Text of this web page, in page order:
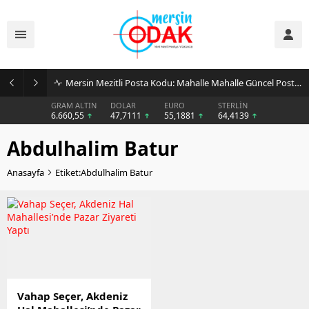
Mersin Mezitli Posta Kodu: Mahalle Mahalle Güncel Posta Kodu Rehberi
GRAM ALTIN
6.660,55
DOLAR
47,7111
EURO
55,1881
STERLİN
64,4139
Abdulhalim Batur
Anasayfa Etiket:Abdulhalim Batur
Vahap Seçer, Akdeniz